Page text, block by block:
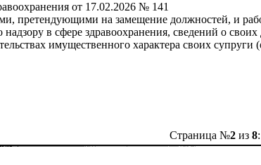
от 17.02.2026 № 141
претендующими на замещение должностей, и
в сфере здравоохранения, сведений о
имущественного характера своих
Страница №2из 8: